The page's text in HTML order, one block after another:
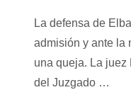
La defensa de
admisión y ante la
una queja. La juez
del Juzgado …